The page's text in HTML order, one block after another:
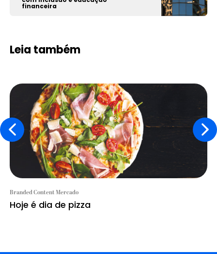
financeira
Leia também
Branded Content Mercado
Hoje é dia de pizza